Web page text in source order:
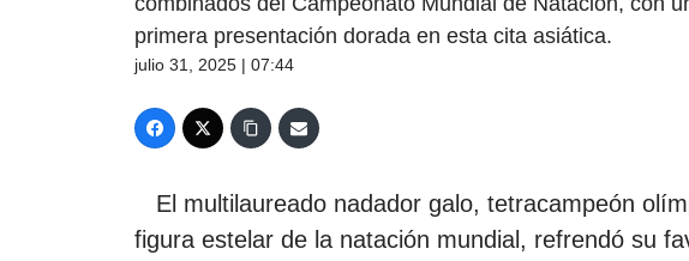
primera presentación dorada en esta cita asiática.
julio 31, 2025 | 07:44
El multilaureado nadador galo, tetracampeón
figura estelar de la natación mundial, refrendó su